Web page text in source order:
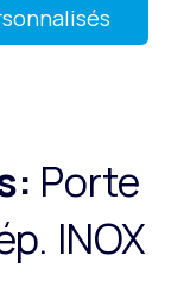
Porte
INOX